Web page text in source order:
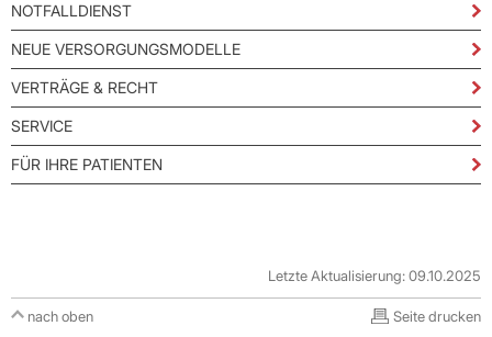
NOTFALLDIENST
NEUE VERSORGUNGSMODELLE
VERTRÄGE & RECHT
SERVICE
FÜR IHRE PATIENTEN
Letzte Aktualisierung: 09.10.2025
nach oben Seite drucken